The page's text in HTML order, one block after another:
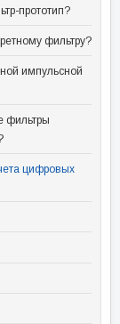
прототип?
фильтру?
импульсной
фильтры
цифровых